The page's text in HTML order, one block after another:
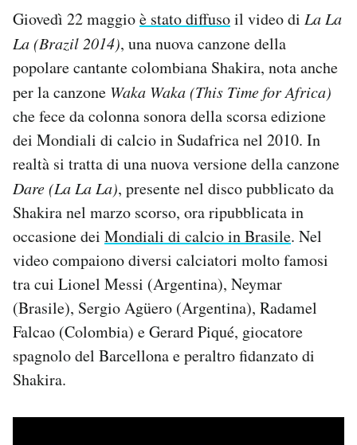
SHOP
CALENDARIO
AREA PERSONALE
Newsletter
Notifiche mobile
Regala il Post
Hai bisogno di aiuto?
Esci
Giovedì 22 maggioè stato diffusoil video di La La
La (Brazil 2014), una nuova canzone della
popolare cantante colombiana Shakira, nota anche
per la canzone Waka Waka (This Time for Africa)
che fece da colonna sonora della scorsa edizione
dei Mondiali di calcio in Sudafrica nel 2010. In
realtà si tratta di una nuova versione della canzone
Dare (La La La), presente nel disco pubblicato da
Shakira nel marzo scorso, ora ripubblicata in
occasione dei Mondiali di calcio in Brasile. Nel
video compaiono diversi calciatori molto famosi
tra cui Lionel Messi (Argentina), Neymar
(Brasile), Sergio Agüero (Argentina), Radamel
Falcao (Colombia) e Gerard Piqué, giocatore
spagnolo del Barcellona e peraltro fidanzato di
Shakira.